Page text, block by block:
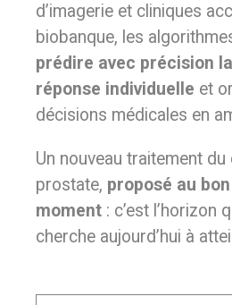
d’imagerie et cliniques
biobanque, les
prédire avec précision
réponse individuelle et
décisions médicales en
Un nouveau traitement du
prostate, proposé au
moment : c’est l’horizon
cherche aujourd’hui à